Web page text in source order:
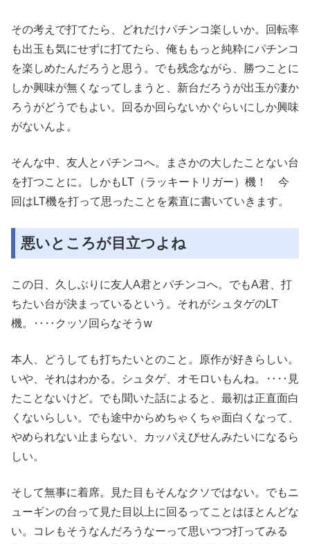
その考えで打てたら、どれだけパチンコ楽しいか。回転率
も出玉も気にせずに打てたら、俺ももっと純粋にパチンコ
を楽しめたんだろうと思う。でも残念ながら、勝つことに
しか興味が無くなってしまうと、新台だろうが出玉が凄か
ろうがどうでもよい。回るか回らないかぐらいにしか興味
がないんよ。
そんな中、友人とパチンコへ。まさかの大したことない台
を打つことに。しかもLT（ラッキートリガー）機！ 今
回はLT機を打って思ったことを素直に書いていきます。
悪いところが目立つよね
この日、久しぶりに友人A君とパチンコへ。でもA君、打
ちたい台が決まっているという。それがシュタゲのLT
機。‥‥クッソ回らなそうw
本人、どうしても打ちたいとのこと。原作が好きらしい。
いや、それはわかる。シュタゲ、オモロいもんね。‥‥見
たことないけど。でも聞いた話によると、最初は正直面白
くないらしい。でも途中からめちゃくちゃ面白くなって、
やめられない止まらない、カッパえびせんみたいになるら
しい。
そして無事に着席。見た目もそんなクソではない。でもニ
ューギンの台って見た目以上に回るってことはほとんどな
い。コレもそうなんだろうなーって思いつつ打ってみる